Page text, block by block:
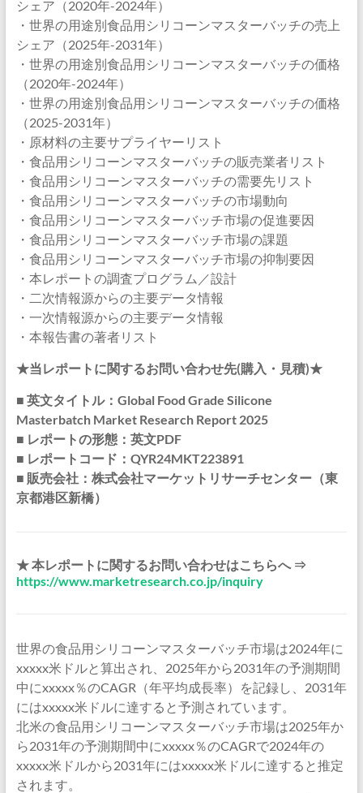
シェア（2020年-2024年）
・世界の用途別食品用シリコーンマスターバッチの売上
シェア（2025年-2031年）
・世界の用途別食品用シリコーンマスターバッチの価格
（2020年-2024年）
・世界の用途別食品用シリコーンマスターバッチの価格
（2025-2031年）
・原材料の主要サプライヤーリスト
・食品用シリコーンマスターバッチの販売業者リスト
・食品用シリコーンマスターバッチの需要先リスト
・食品用シリコーンマスターバッチの市場動向
・食品用シリコーンマスターバッチ市場の促進要因
・食品用シリコーンマスターバッチ市場の課題
・食品用シリコーンマスターバッチ市場の抑制要因
・本レポートの調査プログラム／設計
・二次情報源からの主要データ情報
・一次情報源からの主要データ情報
・本報告書の著者リスト
★当レポートに関するお問い合わせ先(購入・見積)★
■ 英文タイトル：Global Food Grade Silicone
Masterbatch Market Research Report 2025
■ レポートの形態：英文PDF
■ レポートコード：QYR24MKT223891
■ 販売会社：株式会社マーケットリサーチセンター（東
京都港区新橋）
★ 本レポートに関するお問い合わせはこちらへ ⇒
https://www.marketresearch.co.jp/inquiry
世界の食品用シリコーンマスターバッチ市場は2024年に
xxxxx米ドルと算出され、2025年から2031年の予測期間
中にxxxxx％のCAGR（年平均成長率）を記録し、2031年
にはxxxxx米ドルに達すると予測されています。
北米の食品用シリコーンマスターバッチ市場は2025年か
ら2031年の予測期間中にxxxxx％のCAGRで2024年の
xxxxx米ドルから2031年にはxxxxx米ドルに達すると推定
されます。